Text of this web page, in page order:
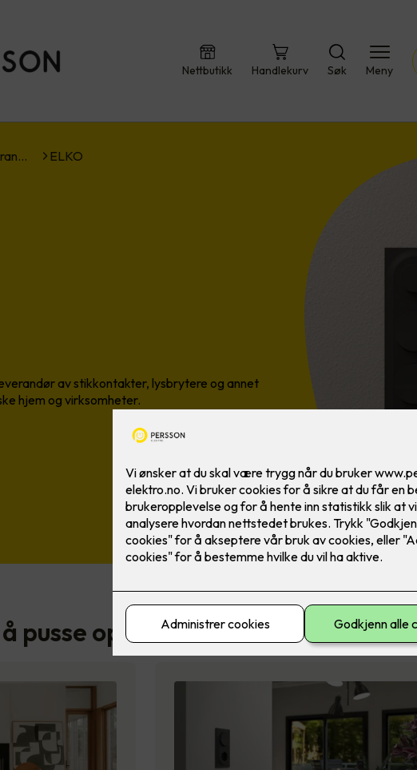
Nettbutikk Handlekurv Søk Meny
ELKO
av stikkontakter, lysbrytere og annet
hjem og virksomheter.
pusse opp boligen?